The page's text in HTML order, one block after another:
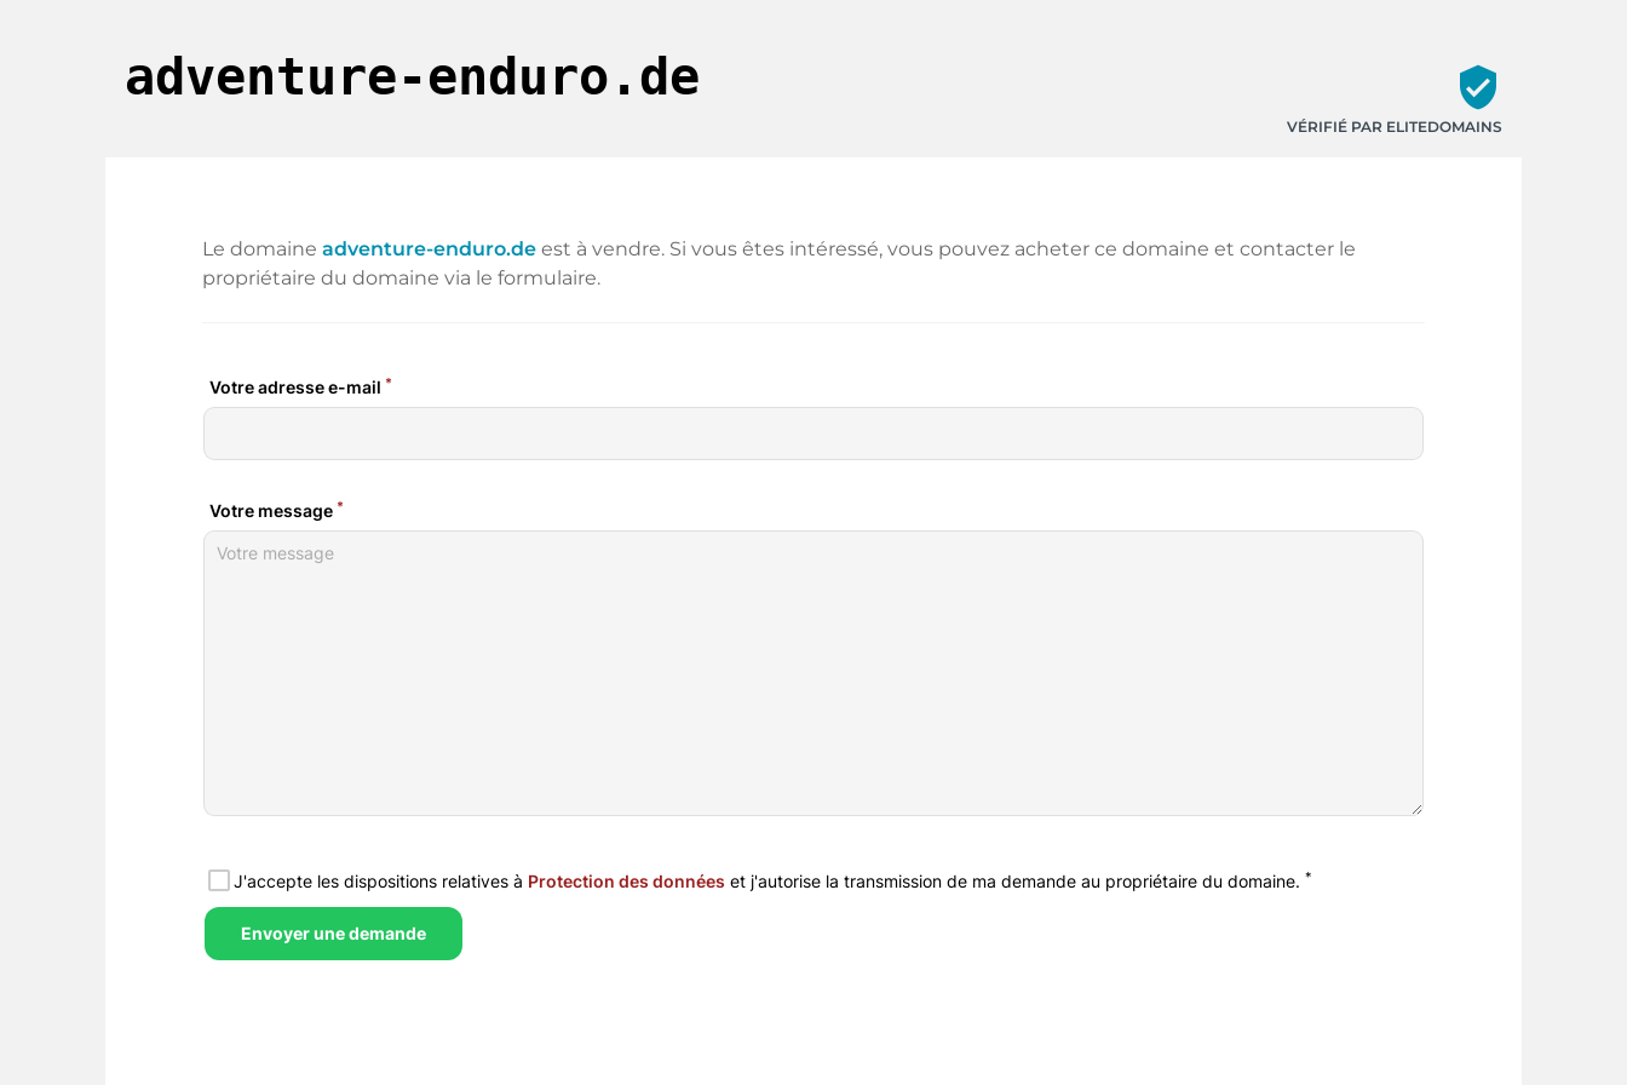
adventure-enduro.de verified_user
VÉRIFIÉ PAR ELITEDOMAINS
Le domaine adventure-enduro.de est à vendre. Si vous êtes intéressé, vous pouvez acheter ce domaine et contacter le
propriétaire du domaine via le formulaire.